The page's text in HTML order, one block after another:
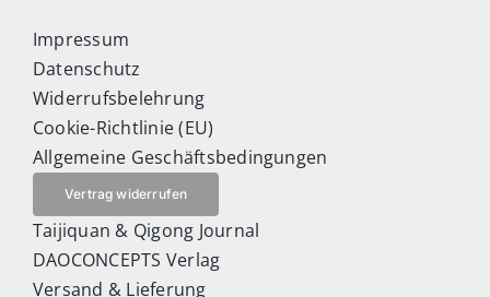
Impressum
Datenschutz
Widerrufsbelehrung
Cookie-Richtlinie (EU)
Allgemeine Geschäftsbedingungen
Vertrag widerrufen
Taijiquan & Qigong Journal
DAOCONCEPTS Verlag
Versand & Lieferung